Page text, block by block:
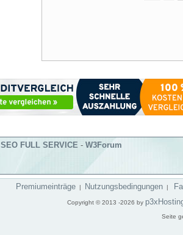
SEO FULL SERVICE - W3Forum
Premiumeinträge | Nutzungsbedingungen |
Copyright © 2013 -2026 by
Seite